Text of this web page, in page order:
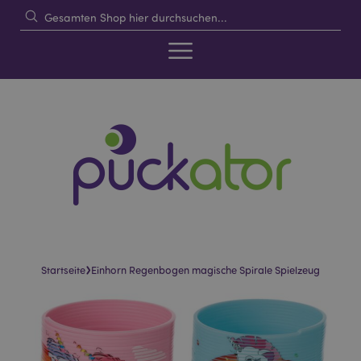
Startseite›Einhorn Regenbogen magische Spirale Spielzeug
beginning